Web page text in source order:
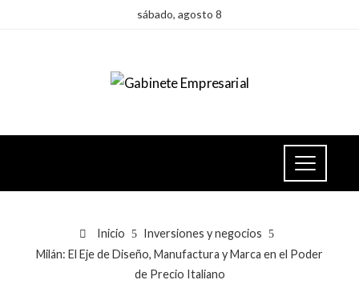
sábado, agosto 8
Inicio
Inversiones y negocios
Milán: El Eje de Diseño, Manufactura y Marca en el Poder
de Precio Italiano